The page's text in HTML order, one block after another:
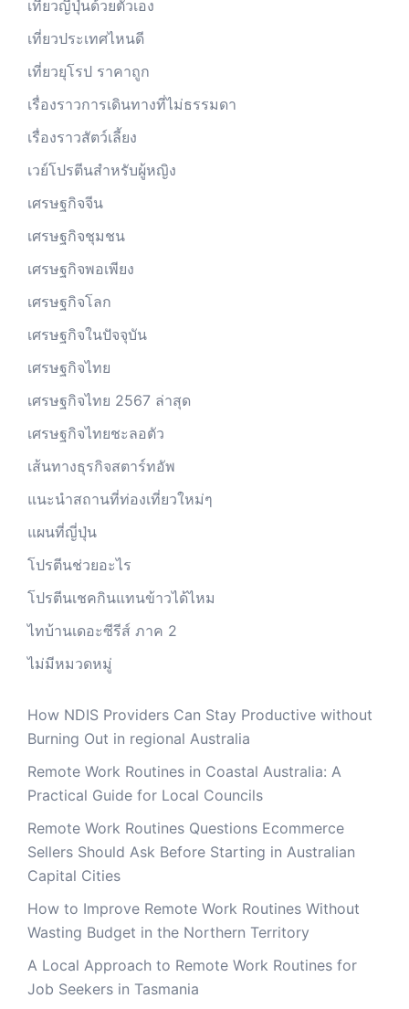
เที่ยวญี่ปุ่นด้วยตัวเอง
เที่ยวประเทศไหนดี
เที่ยวยุโรป ราคาถูก
เรื่องราวการเดินทางที่ไม่ธรรมดา
เรื่องราวสัตว์เลี้ยง
เวย์โปรตีนสำหรับผู้หญิง
เศรษฐกิจจีน
เศรษฐกิจชุมชน
เศรษฐกิจพอเพียง
เศรษฐกิจโลก
เศรษฐกิจในปัจจุบัน
เศรษฐกิจไทย
เศรษฐกิจไทย 2567 ล่าสุด
เศรษฐกิจไทยชะลอตัว
เส้นทางธุรกิจสตาร์ทอัพ
แนะนำสถานที่ท่องเที่ยวใหม่ๆ
แผนที่ญี่ปุ่น
โปรตีนช่วยอะไร
โปรตีนเชคกินแทนข้าวได้ไหม
ไทบ้านเดอะซีรีส์ ภาค 2
ไม่มีหมวดหมู่
How NDIS Providers Can Stay Productive without
Burning Out in regional Australia
Remote Work Routines in Coastal Australia: A
Practical Guide for Local Councils
Remote Work Routines Questions Ecommerce
Sellers Should Ask Before Starting in Australian
Capital Cities
How to Improve Remote Work Routines Without
Wasting Budget in the Northern Territory
A Local Approach to Remote Work Routines for
Job Seekers in Tasmania